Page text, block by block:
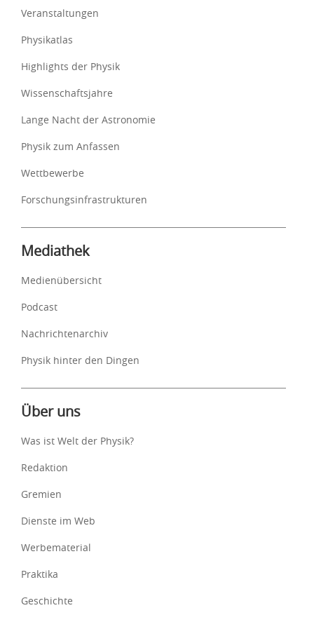
Veranstaltungen
Physikatlas
Highlights der Physik
Wissenschaftsjahre
Lange Nacht der Astronomie
Physik zum Anfassen
Wettbewerbe
Forschungsinfrastrukturen
Mediathek
Medienübersicht
Podcast
Nachrichtenarchiv
Physik hinter den Dingen
Über uns
Was ist Welt der Physik?
Redaktion
Gremien
Dienste im Web
Werbematerial
Praktika
Geschichte